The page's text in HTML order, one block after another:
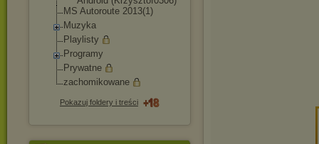
MS Autoroute 2013(1)
Muzyka
Playlisty
Programy
Prywatne
zachomikowane
Pokazuj foldery i treści